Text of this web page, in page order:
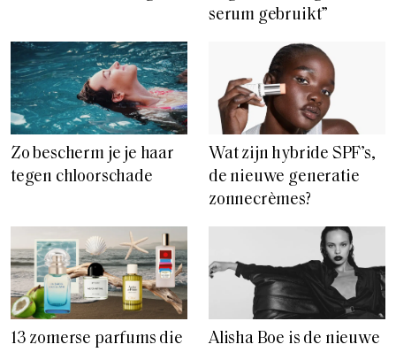
serum gebruikt”
Zo bescherm je je haar
tegen chloorschade
Wat zijn hybride SPF’s,
de nieuwe generatie
zonnecrèmes?
13 zomerse parfums die
Alisha Boe is de nieuwe